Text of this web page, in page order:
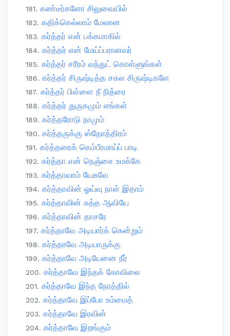
கண்டீர்களோ சிலுவையில்
கதிக்கெல்லாம் மேலான
கர்த்தர் என் பக்கமாகில்
கர்த்தர் என் மேய்ப்பரானவர்
கர்த்தர் சரீரம் வந்துட் கொள்ளுங்கள்
கர்த்தர் சிருஷ்டித்த சகல சிருஷ்டிகளே
கர்த்தர் பிள்ளை நீ நித்ரை
கர்த்தர் துருகமும் எங்கள்
கர்த்தரோடு நாமும்
கர்த்தருக்கு ஸ்தோத்திரம்
கர்த்தரைக் கெம்பீரமாய்ப் பாடி
கர்த்தா என் நெஞ்சை உமக்கே
கர்த்தாவாம் யேசுவே
கர்த்தாவின் ஓய்வு நாள் இதாம்
கர்த்தாவின் சுத்த ஆவியே
கர்த்தாவின் தாசரே
கர்த்தாவே அடியார்க் கென்றும்
கர்த்தாவே அடியாருக்கு
கர்த்தாவே அடியேனை நீர்
கர்த்தாவே இந்தக் கோவிலை
கர்த்தாவே இந்த நேரத்தில்
கர்த்தாவே இப்போ உம்மைத்
கர்த்தாவே இரவின்
கர்த்தாவே இறங்கும்